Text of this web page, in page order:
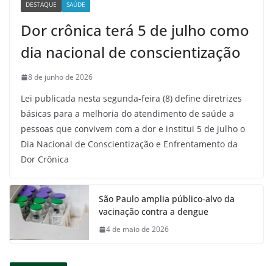
DESTAQUE SAÚDE
Dor crônica terá 5 de julho como
dia nacional de conscientização
8 de junho de 2026
Lei publicada nesta segunda-feira (8) define diretrizes
básicas para a melhoria do atendimento de saúde a
pessoas que convivem com a dor e institui 5 de julho o
Dia Nacional de Conscientização e Enfrentamento da
Dor Crônica
São Paulo amplia público-alvo da
vacinação contra a dengue
4 de maio de 2026